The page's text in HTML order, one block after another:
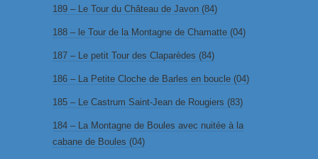
189 – Le Tour du Château de Javon (84)
188 – le Tour de la Montagne de Chamatte (04)
187 – Le petit Tour des Claparèdes (84)
186 – La Petite Cloche de Barles en boucle (04)
185 – Le Castrum Saint-Jean de Rougiers (83)
184 – La Montagne de Boules avec nuitée à la
cabane de Boules (04)